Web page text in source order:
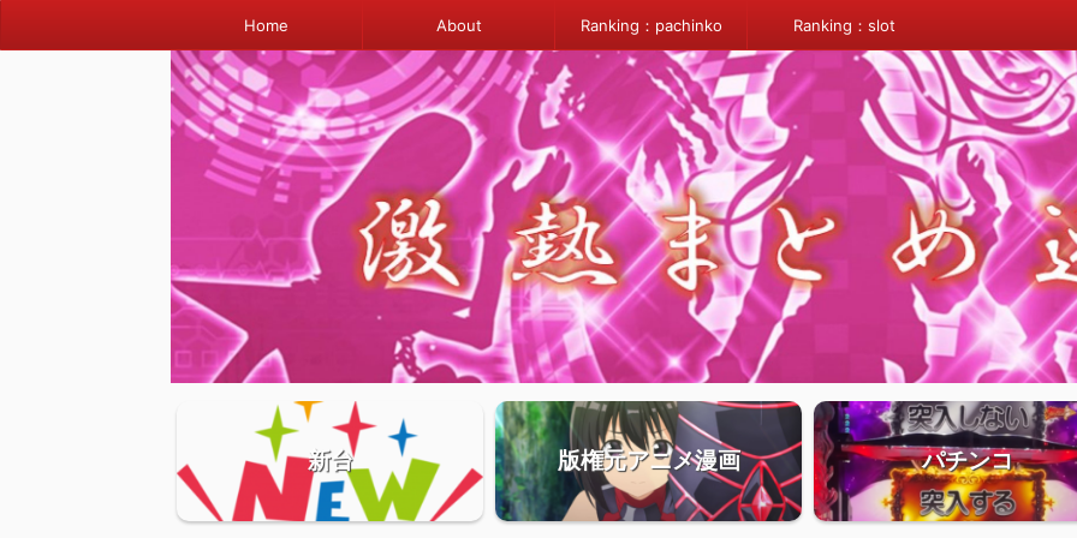
Home About Ranking：pachinko Ranking：slot
新台 版権元アニメ漫画 パチンコ